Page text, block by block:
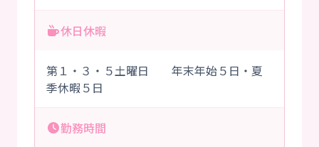
休日休暇
第１・３・５土曜日 年末年始５日・夏
季休暇５日
勤務時間